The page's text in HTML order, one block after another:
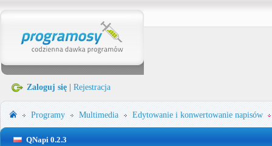
Zaloguj się Rejestracja
Programy Multimedia Edytowanie i konwertowanie napisów
QNapi 0.2.3